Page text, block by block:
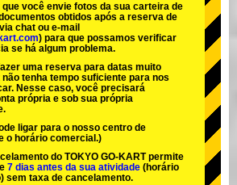
que você envie fotos da sua carteira de
obtidos após a reserva de
chat ou e-mail
) para que possamos verificar
se há algum problema.
uma reserva para datas muito
tenha tempo suficiente para nos
Nesse caso, você precisará
própria e sob sua própria
ligar para o nosso centro de
o horário comercial.)
do TOKYO GO-KART permite
7 dias antes da sua atividade (horário
sem taxa de cancelamento.